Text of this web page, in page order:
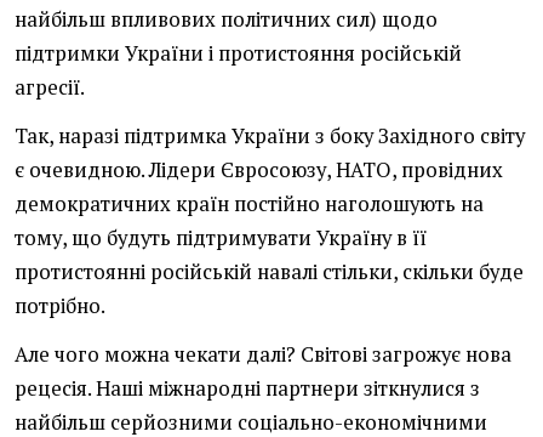
найбільш впливових політичних сил) щодо
підтримки України і протистояння російській
агресії.
Так, наразі підтримка України з боку Західного світу
є очевидною. Лідери Євросоюзу, НАТО, провідних
демократичних країн постійно наголошують на
тому, що будуть підтримувати Україну в її
протистоянні російській навалі стільки, скільки буде
потрібно.
Але чого можна чекати далі? Світові загрожує нова
рецесія. Наші міжнародні партнери зіткнулися з
найбільш серйозними соціально-економічними